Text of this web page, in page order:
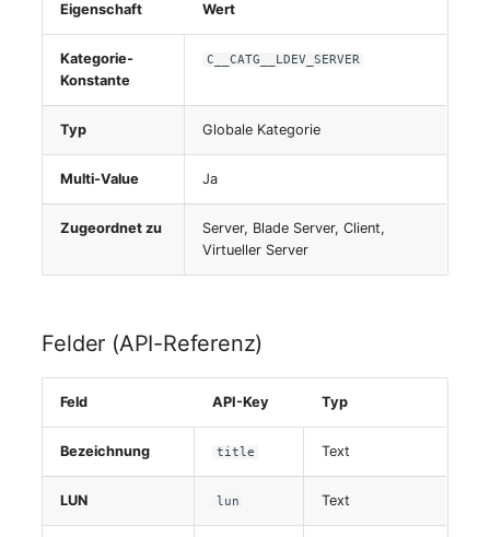
Eigenschaft Wert
Kategorie-
Konstante
C__CATG__LDEV_SERVER
Typ Globale Kategorie
Multi-Value Ja
Zugeordnet zu
Server, Blade Server, Client,
Virtueller Server
Felder (API-Referenz)
Feld API-Key Typ
Bezeichnung title Text
LUN lun Text